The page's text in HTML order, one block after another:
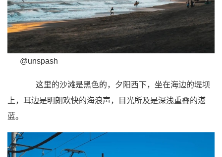
@unspash
这里的沙滩是黑色的，夕阳西下，坐在海边的堤坝
上，耳边是明朗欢快的海浪声，目光所及是深浅重叠的湛
蓝。